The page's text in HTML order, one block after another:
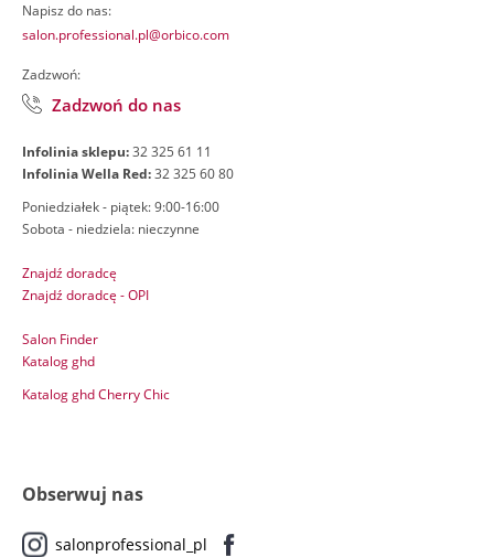
Napisz do nas:
salon.professional.pl@orbico.com
Zadzwoń:
Zadzwoń do nas
Infolinia sklepu:32 325 61 11
Infolinia Wella Red:32 325 60 80
Poniedziałek - piątek: 9:00-16:00
Sobota - niedziela: nieczynne
Znajdź doradcę
Znajdź doradcę - OPI
Salon Finder
Katalog ghd
Katalog ghd Cherry Chic
Obserwuj nas
salonprofessional_pl